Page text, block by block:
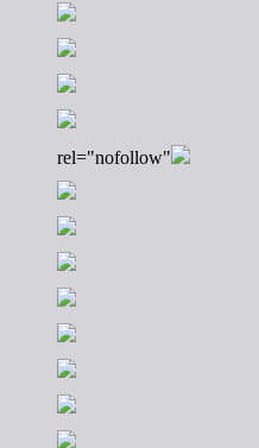
rel="nofollow"